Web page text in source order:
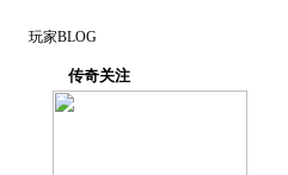
玩家BLOG
传奇关注